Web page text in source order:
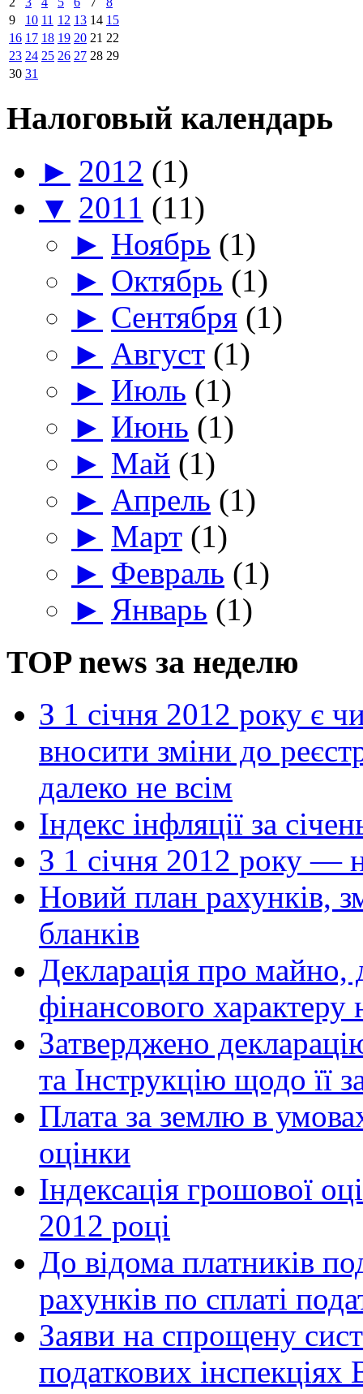
9
10 11 12 13 14 15
16 17 18 19 20 21 22
23 24 25 26 27 28 29
30 31
Налоговый календарь
► 2012 (1)
▼ 2011 (11)
► Ноябрь (1)
► Октябрь (1)
► Сентября (1)
► Август (1)
► Июль (1)
► Июнь (1)
► Май (1)
► Апрель (1)
► Март (1)
► Февраль (1)
► Январь (1)
TOP news за неделю
З 1 січня 2012 року є
вносити зміни до
далеко не всім
Індекс інфляції за
З 1 січня 2012 року —
Новий план рахунків,
бланків
Декларація про майно,
фінансового характеру
Затверджено
та Інструкцію щодо її
Плата за землю в
оцінки
Індексація грошової
2012 році
До відома платників
рахунків по сплаті
Заяви на спрощену
податкових інспекціях